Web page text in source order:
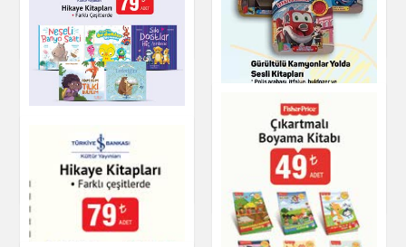
Kitap & Dergi
Gürültülü Kamyonlar
Yolda Sesli Kitapları
Kitap & Dergi
Farklı Çeşitlerde
Kitap & Dergi